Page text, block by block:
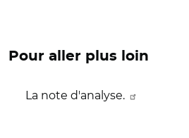
Pour aller plus loin
La note d'analyse.